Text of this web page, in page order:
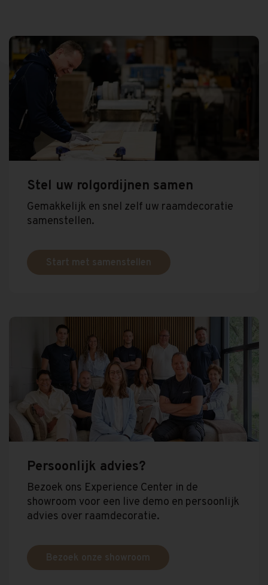
Stel uw rolgordijnen samen
Gemakkelijk en snel zelf uw raamdecoratie
samenstellen.
Start met samenstellen
Persoonlijk advies?
Bezoek ons Experience Center in de
showroom voor een live demo en persoonlijk
advies over raamdecoratie.
Bezoek onze showroom